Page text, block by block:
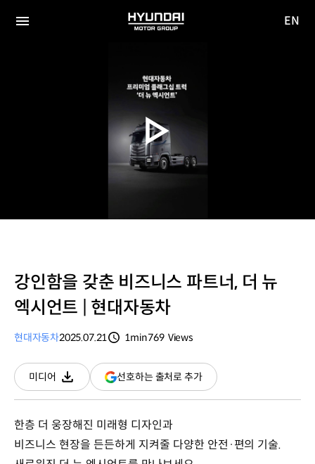
HYUNDAI
EN
강인함을 갖춘 비즈니스 파트너, 더 뉴
엑시언트 | 현대자동차
현대자동차2025.07.21
1min769 Views
미디어
다운로드
선호하는 출처로 추가(새
창
한층 더 웅장해진 미래형 디자인과
비즈니스 현장을 든든하게 지켜줄 다양한 안전·편의 기술.